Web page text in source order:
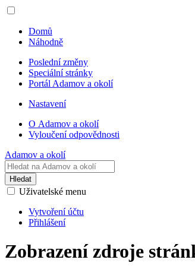
Domů
Náhodně
Poslední změny
Speciální stránky
Portál Adamov a okolí
Nastavení
O Adamov a okolí
Vyloučení odpovědnosti
Adamov a okolí
Hledat
Uživatelské menu
Vytvoření účtu
Přihlášení
Zobrazení zdroje